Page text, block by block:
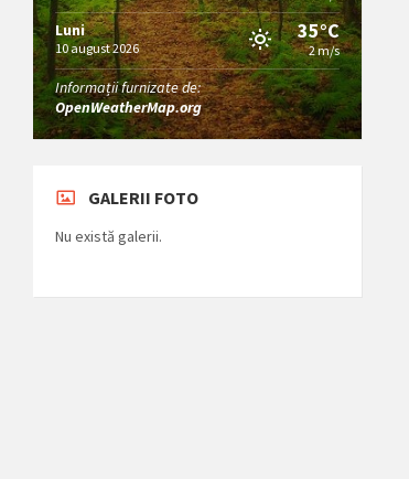
Luni
10 august 2026
35°C
2 m/s
Informații furnizate de:
OpenWeatherMap.org
GALERII FOTO
Nu există galerii.